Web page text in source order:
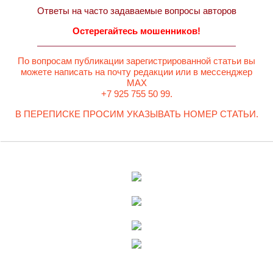
Ответы на часто задаваемые вопросы авторов
Остерегайтесь мошенников!
По вопросам публикации зарегистрированной статьи вы
можете написать на почту редакции или в мессенджер
MAX
+7 925 755 50 99.
В ПЕРЕПИСКЕ ПРОСИМ УКАЗЫВАТЬ НОМЕР СТАТЬИ.